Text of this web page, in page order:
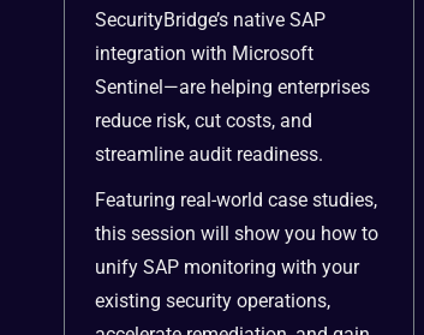
SecurityBridge’s native SAP
integration with Microsoft
Sentinel—are helping enterprises
reduce risk, cut costs, and
streamline audit readiness.
Featuring real-world case studies,
this session will show you how to
unify SAP monitoring with your
existing security operations,